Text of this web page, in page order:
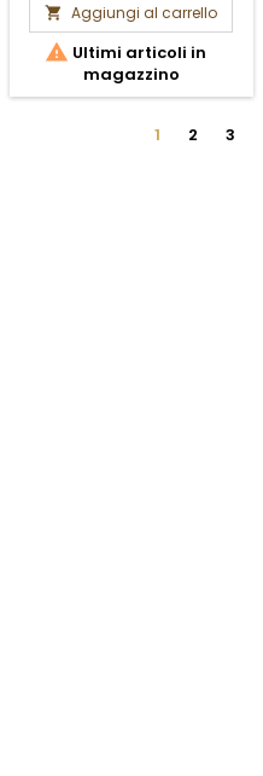
 Aggiungi al carrello
 Ultimi articoli in
magazzino
1 2 3